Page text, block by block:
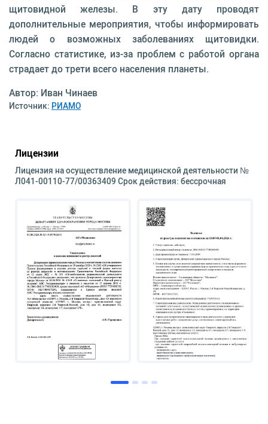
щитовидной железы. В эту дату проводят
дополнительные мероприятия, чтобы информировать
людей о возможных заболеваниях щитовидки.
Согласно статистике, из-за проблем с работой органа
страдает до трети всего населения планеты.
Автор: Иван Чинаев
Источник: РИАМО
Лицензии
Лицензия на осуществление медицинской деятельности №
Л041-00110-77/00363409 Срок действия: бессрочная